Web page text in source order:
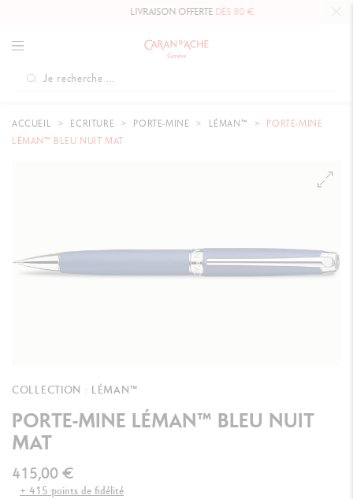
LIVRAISON OFFERTEDÈS 80 €.
ACCUEIL ECRITURE PORTE-MINE LÉMAN™
PORTE-MINE
LÉMAN™ BLEU NUIT MAT
COLLECTION : LÉMAN™
PORTE-MINE LÉMAN™ BLEU NUIT
MAT
415,00 €
+ 415 points de fidélité